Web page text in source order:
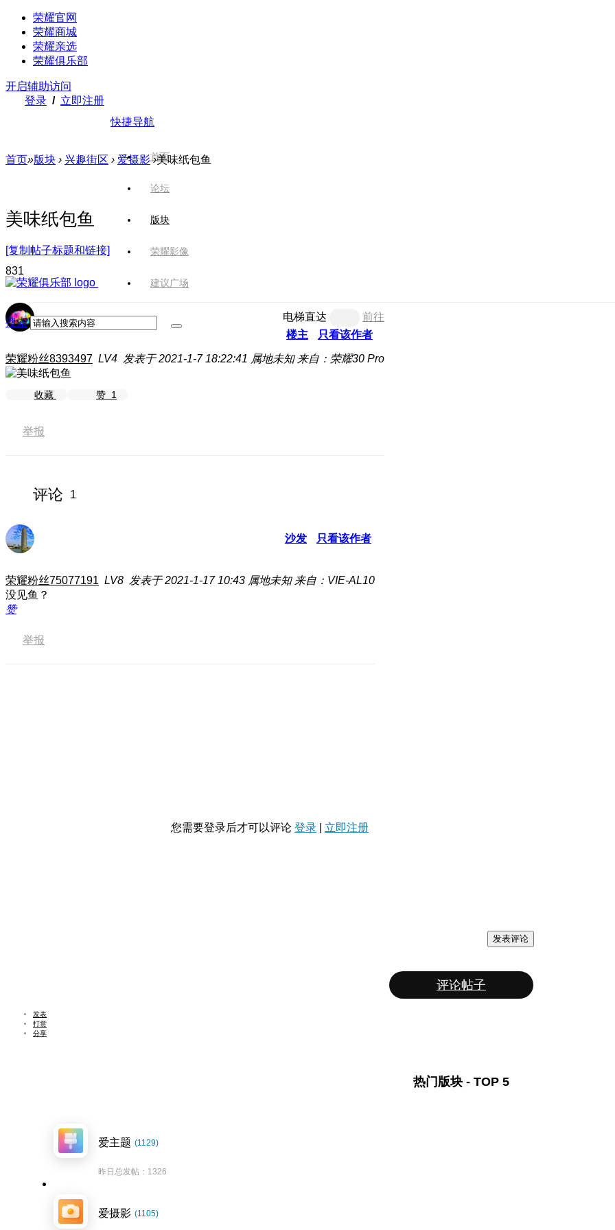
荣耀官网
荣耀商城
荣耀亲选
荣耀俱乐部
开启辅助访问
登录 / 立即注册
快捷导航
首页
论坛
版块
荣耀影像
建议广场
搜索
首页»版块 › 兴趣街区 › 爱摄影 ›美味纸包鱼
美味纸包鱼
[复制帖子标题和链接]
831
电梯直达
前往
楼主
只看该作者
荣耀粉丝8393497 LV4 发表于 2021-1-7 18:22:41 属地未知 来自：荣耀30 Pro
收藏 赞 1
举报
评论 1
沙发 只看该作者
荣耀粉丝75077191 LV8 发表于 2021-1-17 10:43 属地未知 来自：VIE-AL10
没见鱼？
赞
举报
您需要登录后才可以评论 登录 立即注册
发表评论
评论帖子
发表
打赏
分享
热门版块 - TOP 5
爱主题 (1129)
昨日总发帖：1326
爱摄影 (1105)